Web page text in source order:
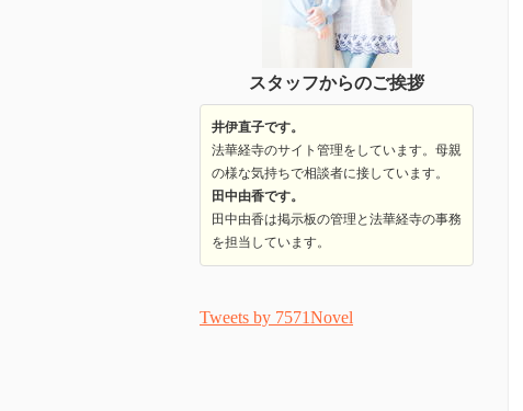
スタッフからのご挨拶
井伊直子です。
法華経寺のサイト管理をしています。母親
の様な気持ちで相談者に接しています。
田中由香です。
田中由香は掲示板の管理と法華経寺の事務
を担当しています。
Tweets by 7571Novel